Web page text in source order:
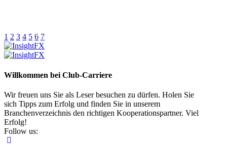
1 2 3 4 5 6 7
Willkommen bei Club-Carriere
Wir freuen uns Sie als Leser besuchen zu dürfen. Holen Sie
sich Tipps zum Erfolg und finden Sie in unserem
Branchenverzeichnis den richtigen Kooperationspartner. Viel
Erfolg!
Follow us: